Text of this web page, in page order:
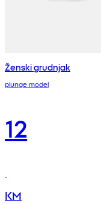
Ženski grudnjak
plunge model
12
KM